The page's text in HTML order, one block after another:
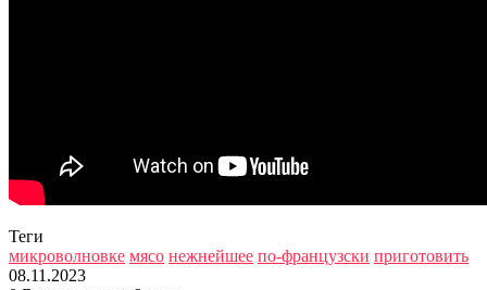
Теги
микроволновке мясо нежнейшее по-французски приготовить
08.11.2023